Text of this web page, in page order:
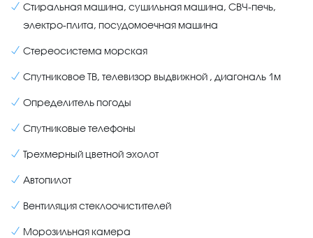
Стиральная машина, сушильная машина, СВЧ-печь,
электро-плита, посудомоечная машина
Стереосистема морская
Спутниковое ТВ, телевизор выдвижной , диагональ 1м
Определитель погоды
Спутниковые телефоны
Трехмерный цветной эхолот
Автопилот
Вентиляция стеклоочистителей
Морозильная камера